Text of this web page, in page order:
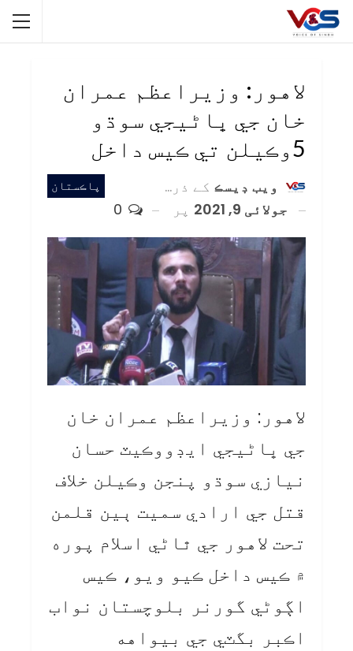
لاهور: وزيراعظم عمران
خان جي ڀاڻيجي سوڌو
5وڪيلن تي ڪيس داخل
پاڪستان ويب ڊيسڪ کے ذریعہ
جولائی 9, 2021
پر
لاهور: وزيراعظم عمران خان
جي ڀاڻيجي ايڊووڪيٽ حسان
نيازي سوڌو پنجن وڪيلن خلاف
قتل جي ارادي سميت ٻين قلمن
تحت لاهور جي ٿاڻي اسلام پوره
۾ ڪيس داخل ڪيو ويو، ڪيس
اڳوڻي گورنر بلوچستان نواب
اڪبر بگٽي جي بيواهه